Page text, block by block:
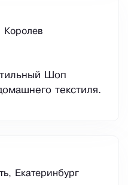
Королев
Шоп
текстиля.
Екатеринбург